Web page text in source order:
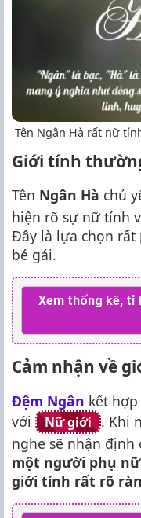
Tên Ngân Hà rất nữ
Giới tính
Tên Ngân Hà chủ
hiện rõ sự nữ tính
Đây là lựa chọn rất
bé gái.
Xem thống kê, tỉ
Cảm nhận về
Đệm Ngân kết hợp
với
Nữ giới . Khi
nghe sẽ nhận định
một người phụ nữ
giới tính rất rõ